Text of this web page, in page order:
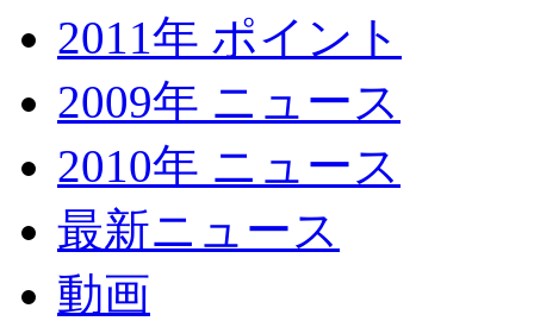
2011年 ポイント
2009年 ニュース
2010年 ニュース
最新ニュース
動画